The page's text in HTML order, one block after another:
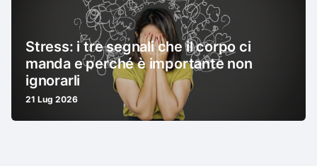
Stress: i tre segnali che il corpo ci
manda e perché è importante non
ignorarli
21 Lug 2026